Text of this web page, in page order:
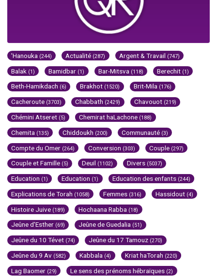
'Hanouka (244) Actualité (287) Argent & Travail (747)
Balak (1) Bamidbar (1) Bar-Mitsva (118) Berechit (1)
Beth-Hamikdach (6) Brakhot (1520) Brit-Mila (176)
Cacheroute (3703) Chabbath (2429) Chavouot (219)
Chémini Atseret (5) Chemirat haLachone (188)
Chemita (135) Chiddoukh (200) Communauté (3)
Compte du Omer (264) Conversion (303) Couple (297)
Couple et Famille (5) Deuil (1102) Divers (5037)
Education (1) Education (1) Education des enfants (244)
Explications de Torah (1058) Femmes (316) Hassidout (4)
Histoire Juive (189) Hochaana Rabba (18)
Jeûne d'Esther (69) Jeûne de Guedalia (51)
Jeûne du 10 Tévet (74) Jeûne du 17 Tamouz (270)
Jeûne du 9 Av (582) Kabbala (4) Kriat haTorah (220)
Lag Baomer (29) Le sens des prénoms hébraïques (2)